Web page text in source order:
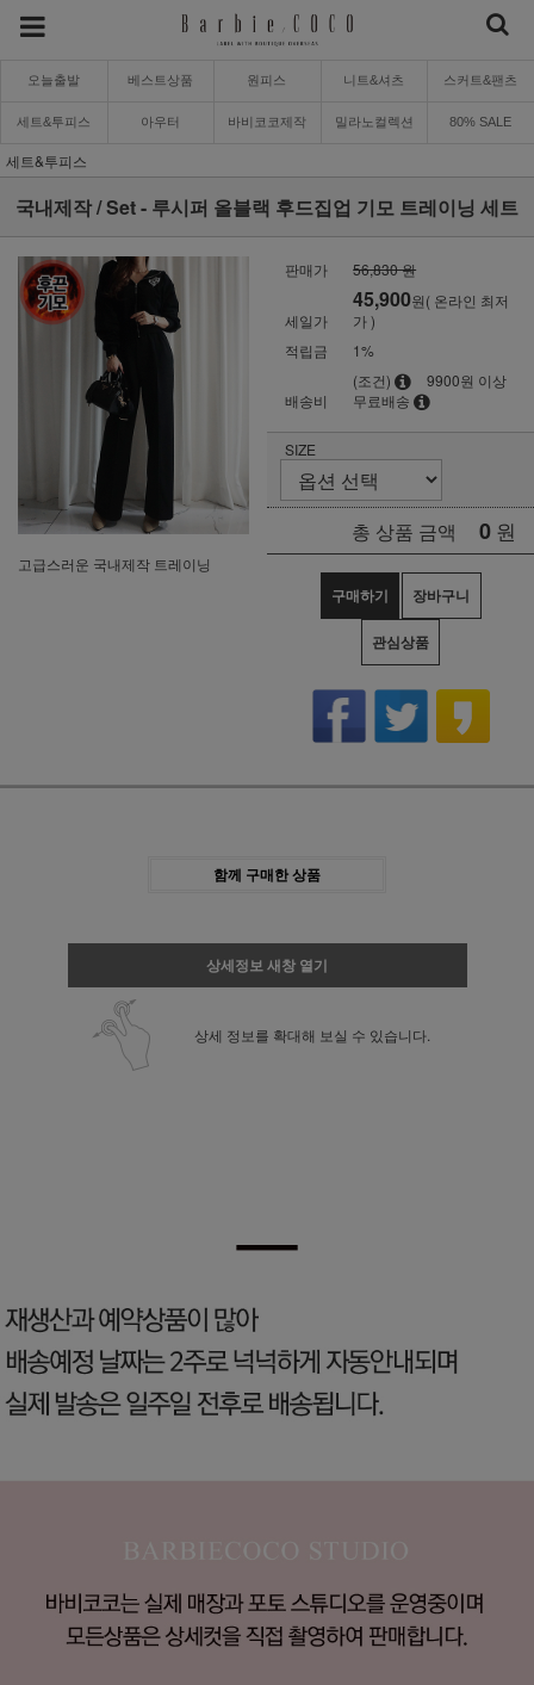
오늘출발 베스트상품 원피스 니트&셔츠 스커트&팬츠
세트&투피스 아우터 바비코코제작 밀라노컬렉션 80% SALE
세트&투피스
국내제작 / Set - 루시퍼 올블랙 후드집업 기모 트레이닝 세트
고급스러운 국내제작 트레이닝
판매가 56,830 원
세일가
45,900원( 온라인 최저
가 )
적립금
1%
배송비
(조건)
9900원 이상
무료배송
SIZE
총 상품 금액 0 원
구매하기 장바구니
관심상품
함께 구매한 상품
상세정보 새창 열기
상세 정보를 확대해 보실 수 있습니다.